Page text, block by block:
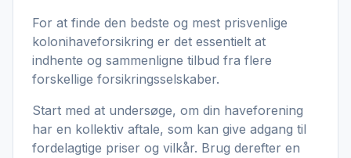
For at finde den bedste og mest prisvenlige
kolonihaveforsikring er det essentielt at
indhente og sammenligne tilbud fra flere
forskellige forsikringsselskaber.
Start med at undersøge, om din haveforening
har en kollektiv aftale, som kan give adgang til
fordelagtige priser og vilkår. Brug derefter en